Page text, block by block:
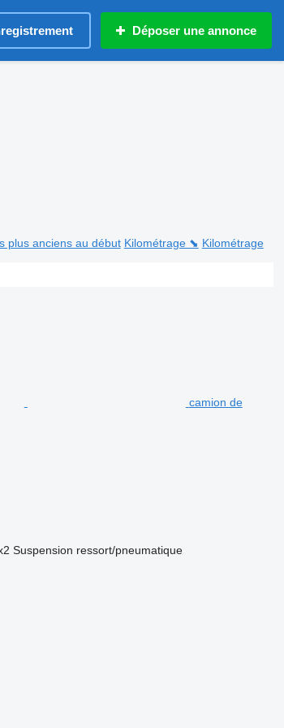
Déposer une annonce
plus anciens au début Kilométrage ⬊ Kilométrage
camion de
Suspension ressort/pneumatique